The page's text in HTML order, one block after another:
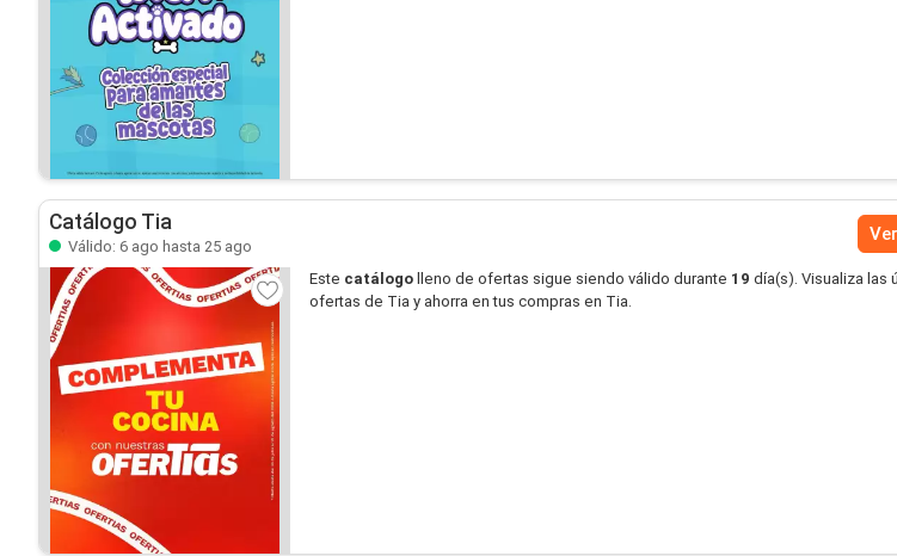
Catálogo Tia
Válido: 6 ago hasta 25 ago
Este catálogo lleno de ofertas sigue siendo válido durante 19 día(s). Visualiza las
ofertas de Tia y ahorra en tus compras en Tia.